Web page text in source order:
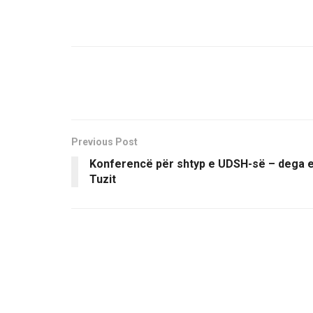
Previous Post
Konferencë për shtyp e UDSH-së – dega
Tuzit